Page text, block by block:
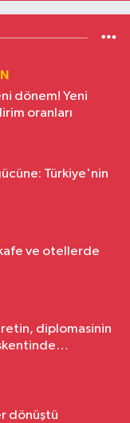
dönem! Yeni
oranları
Türkiye'nin
ve otellerde
diplomasinin
dönüştü